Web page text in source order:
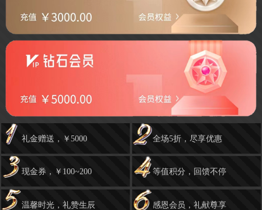
礼金赠送，￥5000 全场5折，尽享优惠
现金券，￥100~200 等值积分，回馈不停
温馨时光，礼赞生辰 感恩会员，礼献尊享